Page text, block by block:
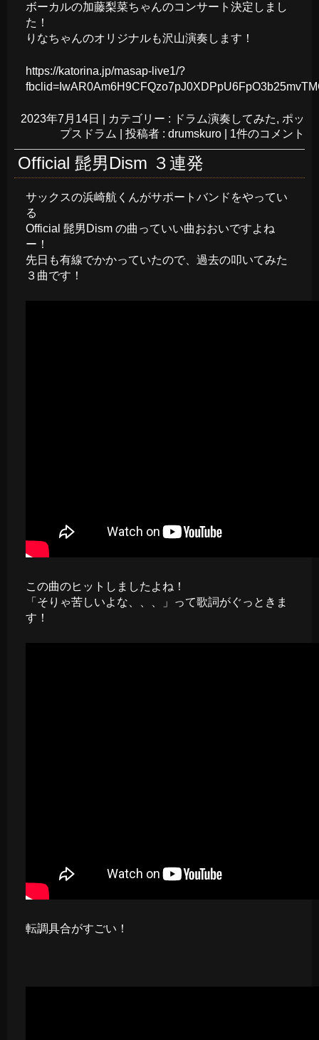
ボーカルの加藤梨菜ちゃんのコンサート決定しまし
た！
りなちゃんのオリジナルも沢山演奏します！
https://katorina.jp/masap-live1/?
2023年7月14日 カテゴリー : ドラム演奏してみた, ポッ
プスドラム
投稿者 : drumskuro 1件のコメント
Official 髭男Dism ３連発
サックスの浜崎航くんがサポートバンドをやってい
る
Official 髭男Dism の曲っていい曲おおいですよね
ー！
先日も有線でかかっていたので、過去の叩いてみた
３曲です！
この曲のヒットしましたよね！
「そりゃ苦しいよな、、、」って歌詞がぐっときま
す！
転調具合がすごい！